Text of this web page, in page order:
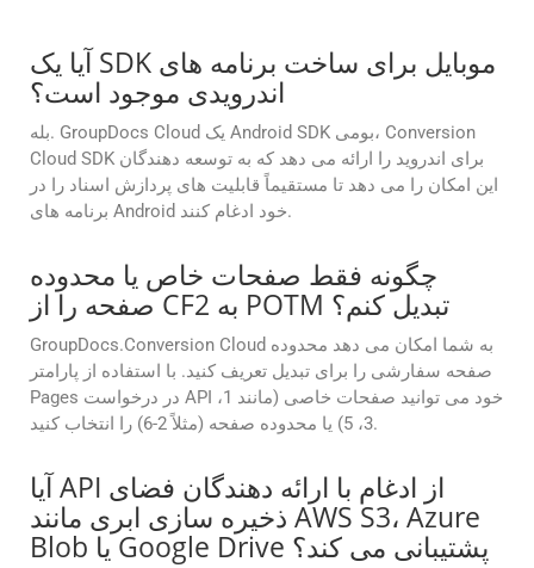
آیا یک SDK موبایل برای ساخت برنامه های
اندرویدی موجود است؟
بله. GroupDocs Cloud یک Android SDK بومی، Conversion
Cloud SDK برای اندروید را ارائه می دهد که به توسعه دهندگان
این امکان را می دهد تا مستقیماً قابلیت های پردازش اسناد را در
برنامه های Android خود ادغام کنند.
چگونه فقط صفحات خاص یا محدوده
صفحه را از CF2 به POTM تبدیل کنم؟
GroupDocs.Conversion Cloud به شما امکان می دهد محدوده
صفحه سفارشی را برای تبدیل تعریف کنید. با استفاده از پارامتر
Pages در درخواست API خود می توانید صفحات خاصی (مانند 1،
3، 5) یا محدوده صفحه (مثلاً 2-6) را انتخاب کنید.
آیا API از ادغام با ارائه دهندگان فضای
ذخیره سازی ابری مانند AWS S3، Azure
Blob یا Google Drive پشتیبانی می کند؟